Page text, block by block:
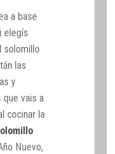
a base
elegís
solomillo
las
y
que vais a
cocinar la
Nuevo,